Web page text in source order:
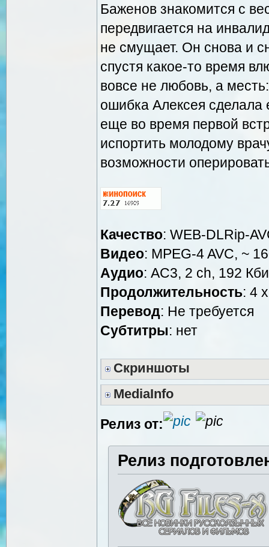
Баженов знакомится с
передвигается на
не смущает. Он снова и
спустя какое-то время
вовсе не любовь, а
ошибка Алексея сделала
еще во время первой
испортить молодому
возможности
Качество: WEB-DLRip-
Видео: MPEG-4 AVC, ~
Аудио: AC3, 2 ch, 192
Продолжительность: 4
Перевод: Не требуется
Cубтитры: нет
Скриншоты
MediaInfo
Релиз от:
Релиз